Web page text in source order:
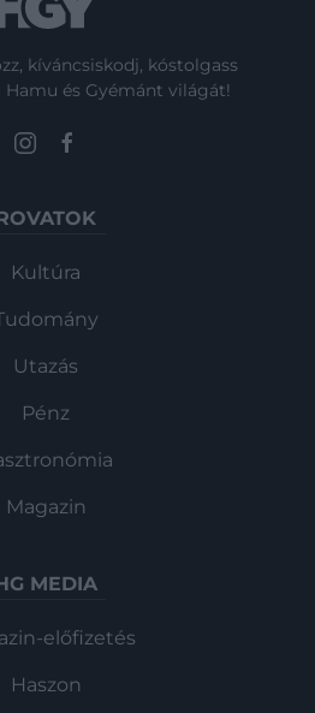
kíváncsiskodj, kóstolgass
Hamu és Gyémánt világát!
Kultúra
Utazás
Pénz
Magazin
MEDIA
előfizetés
Haszon